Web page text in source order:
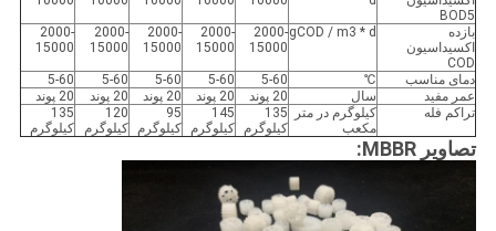
BOD5
بازده
اکسیداسیون
COD
gCOD / m3 * d
2000-
15000
2000-
15000
2000-
15000
2000-
15000
2000-
15000
دمای مناسب ℃
5-60
5-60
5-60
5-60
5-60
عمر مفید
سال 20 پوند 20 پوند 20 پوند 20 پوند
20 پوند
تراکم فله
کیلوگرم در متر
مکعب
135
کیلوگرم
145
کیلوگرم
95
کیلوگرم
120
کیلوگرم
135
کیلوگرم
تصاویر MBBR: